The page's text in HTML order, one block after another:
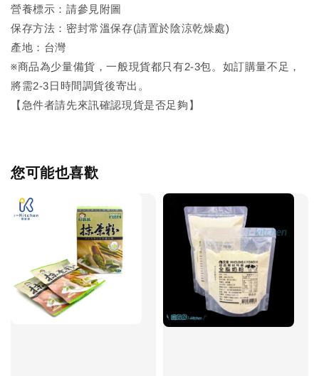
營養標示：請參見附圖
保存方法：密封常溫保存(請置於陰涼乾燥處)
產地：台灣
※商品為少量備貨，一般現貨都只有2-3包。如訂購量不足，
將需2-3日時間調貨後寄出。
【急件者請先來訊確認現貨是否足夠】
您可能也喜歡